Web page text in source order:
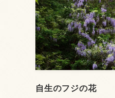
自生のフジの花